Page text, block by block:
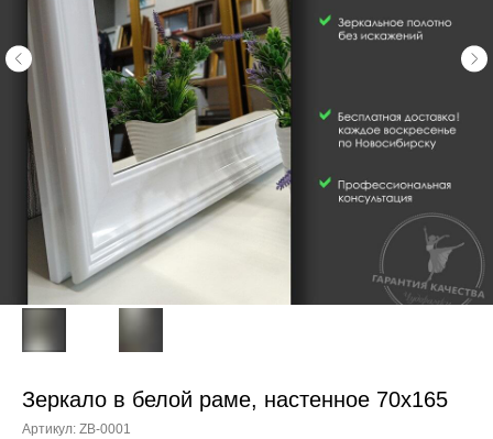
Зеркало в белой раме, настенное 70х165
Артикул: ZB-0001